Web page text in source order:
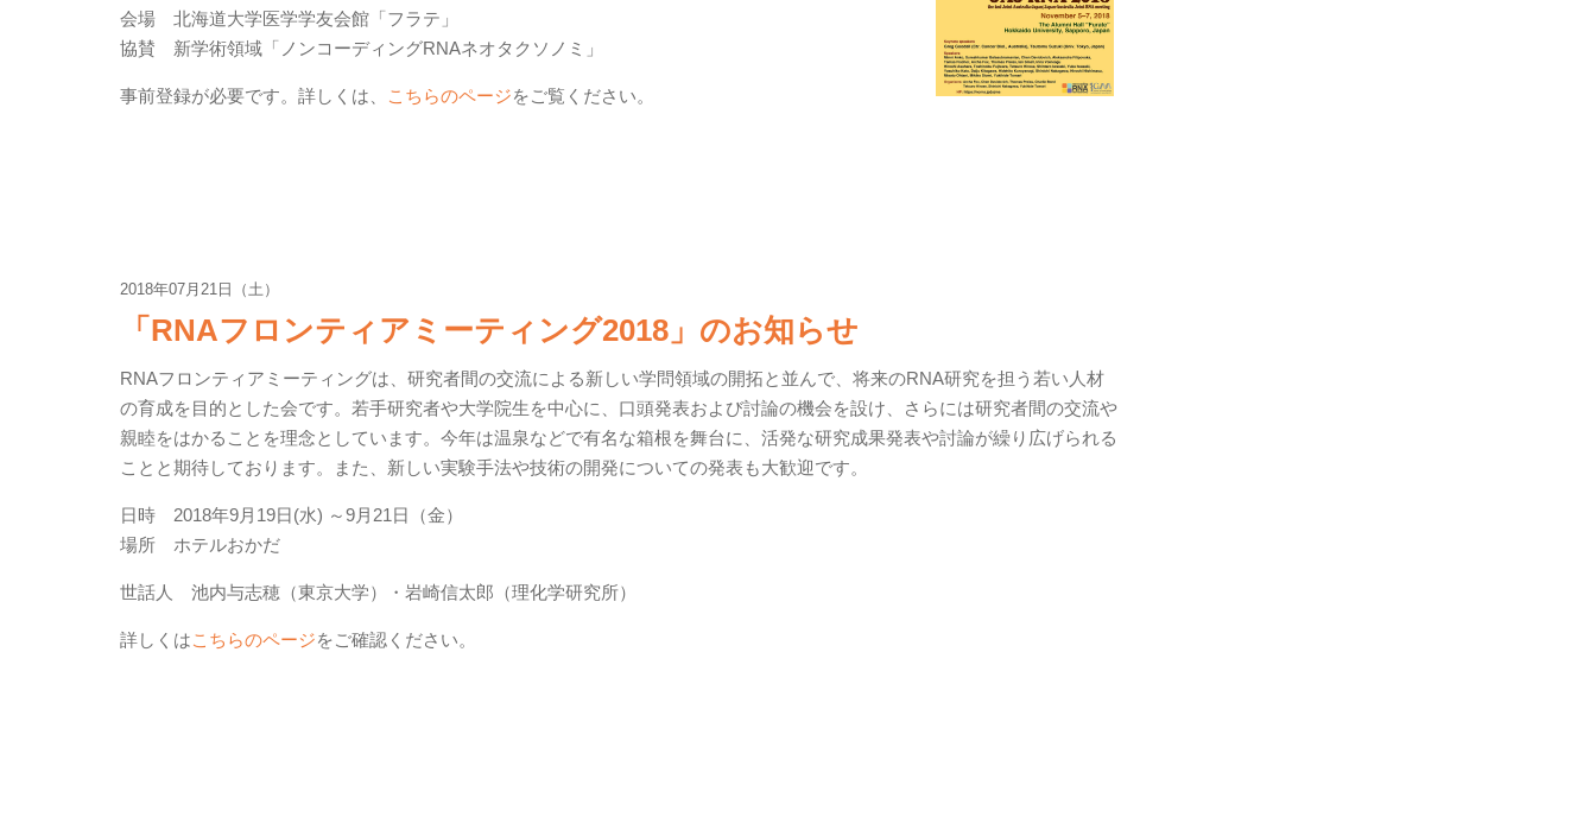
会場 北海道大学医学学友会館「フラテ」
協賛 新学術領域「ノンコーディングRNAネオタクソノミ」
事前登録が必要です。詳しくは、 こちらのページをご覧ください。
2018年07月21日（土）
「RNAフロンティアミーティング2018」のお知らせ
RNAフロンティアミーティングは、研究者間の交流による新しい学問領域の開拓と並んで、将来のRNA研究を担う若い人材
の育成を目的とした会です。若手研究者や大学院生を中心に、口頭発表および討論の機会を設け、さらには研究者間の交流や
親睦をはかることを理念としています。今年は温泉などで有名な箱根を舞台に、活発な研究成果発表や討論が繰り広げられる
ことと期待しております。また、新しい実験手法や技術の開発についての発表も大歓迎です。
日時 2018年9月19日(水) ～9月21日（金）
場所 ホテルおかだ
世話人 池内与志穂（東京大学）・岩崎信太郎（理化学研究所）
詳しくはこちらのページをご確認ください。